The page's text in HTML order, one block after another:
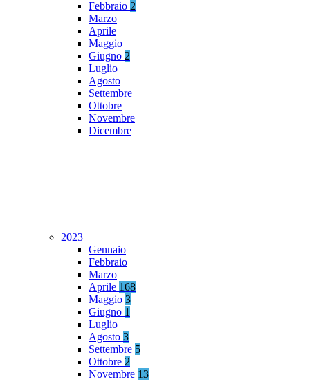
Febbraio 2
Marzo
Aprile
Maggio
Giugno 2
Luglio
Agosto
Settembre
Ottobre
Novembre
Dicembre
2023
Gennaio
Febbraio
Marzo
Aprile 168
Maggio 3
Giugno 1
Luglio
Agosto 3
Settembre 5
Ottobre 2
Novembre 13